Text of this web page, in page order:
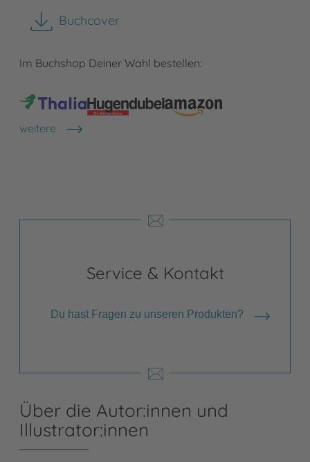
Buchcover
herunterladen
Im Buchshop Deiner Wahl bestellen:
weitere
Shops anzeigen
Service & Kontakt
Du hast Fragen zu unseren Produkten?
Über die Autor:innen und
Illustrator:innen